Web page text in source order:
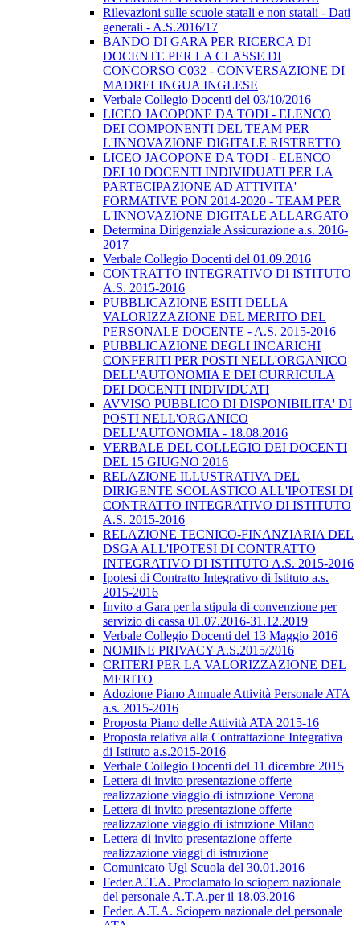
Rilevazioni sulle scuole statali e non statali - Dati
generali - A.S.2016/17
BANDO DI GARA PER RICERCA DI
DOCENTE PER LA CLASSE DI
CONCORSO C032 - CONVERSAZIONE DI
MADRELINGUA INGLESE
Verbale Collegio Docenti del 03/10/2016
LICEO JACOPONE DA TODI - ELENCO
DEI COMPONENTI DEL TEAM PER
L'INNOVAZIONE DIGITALE RISTRETTO
LICEO JACOPONE DA TODI - ELENCO
DEI 10 DOCENTI INDIVIDUATI PER LA
PARTECIPAZIONE AD ATTIVITA'
FORMATIVE PON 2014-2020 - TEAM PER
L'INNOVAZIONE DIGITALE ALLARGATO
Determina Dirigenziale Assicurazione a.s. 2016-
2017
Verbale Collegio Docenti del 01.09.2016
CONTRATTO INTEGRATIVO DI ISTITUTO
A.S. 2015-2016
PUBBLICAZIONE ESITI DELLA
VALORIZZAZIONE DEL MERITO DEL
PERSONALE DOCENTE - A.S. 2015-2016
PUBBLICAZIONE DEGLI INCARICHI
CONFERITI PER POSTI NELL'ORGANICO
DELL'AUTONOMIA E DEI CURRICULA
DEI DOCENTI INDIVIDUATI
AVVISO PUBBLICO DI DISPONIBILITA' DI
POSTI NELL'ORGANICO
DELL'AUTONOMIA - 18.08.2016
VERBALE DEL COLLEGIO DEI DOCENTI
DEL 15 GIUGNO 2016
RELAZIONE ILLUSTRATIVA DEL
DIRIGENTE SCOLASTICO ALL'IPOTESI DI
CONTRATTO INTEGRATIVO DI ISTITUTO
A.S. 2015-2016
RELAZIONE TECNICO-FINANZIARIA DEL
DSGA ALL'IPOTESI DI CONTRATTO
INTEGRATIVO DI ISTITUTO A.S. 2015-2016
Ipotesi di Contratto Integrativo di Istituto a.s.
2015-2016
Invito a Gara per la stipula di convenzione per
servizio di cassa 01.07.2016-31.12.2019
Verbale Collegio Docenti del 13 Maggio 2016
NOMINE PRIVACY A.S.2015/2016
CRITERI PER LA VALORIZZAZIONE DEL
MERITO
Adozione Piano Annuale Attività Personale ATA
a.s. 2015-2016
Proposta Piano delle Attività ATA 2015-16
Proposta relativa alla Contrattazione Integrativa
di Istituto a.s.2015-2016
Verbale Collegio Docenti del 11 dicembre 2015
Lettera di invito presentazione offerte
realizzazione viaggio di istruzione Verona
Lettera di invito presentazione offerte
realizzazione viaggio di istruzione Milano
Lettera di invito presentazione offerte
realizzazione viaggi di istruzione
Comunicato Ugl Scuola del 30.01.2016
Feder.A.T.A. Proclamato lo sciopero nazionale
del personale A.T.A.per il 18.03.2016
Feder. A.T.A. Sciopero nazionale del personale